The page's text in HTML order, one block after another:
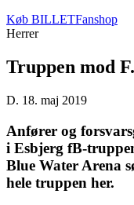
Køb BILLETFanshop
Herrer
Truppen mod
D. 18. maj 2019
Anfører og
i Esbjerg fB-
Blue Water Arena
hele truppen her.